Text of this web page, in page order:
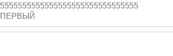
555555555555555555555555555555
ПЕРВЫЙ